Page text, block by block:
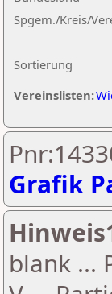
Sortierung
Spgem./Kreis/
Vereinslisten:
Grafik
blank ...